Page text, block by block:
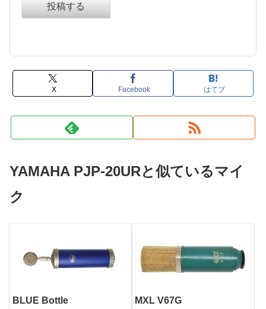
投稿する
X Facebook はてブ
YAMAHA PJP-20URと似ているマイ
ク
BLUE Bottle MXL V67G